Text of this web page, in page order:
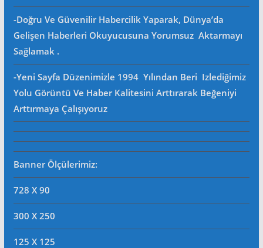
-Doğru Ve Güvenilir Habercilik Yaparak, Dünya’da
Gelişen Haberleri Okuyucusuna Yorumsuz Aktarmayı
Sağlamak .
-Yeni Sayfa Düzenimizle 1994 Yılından Beri Izlediğimiz
Yolu Görüntü Ve Haber Kalitesini Arttırarak Beğeniyi
Arttırmaya Çalışıyoruz
Banner Ölçülerimiz:
728 X 90
300 X 250
125 X 125